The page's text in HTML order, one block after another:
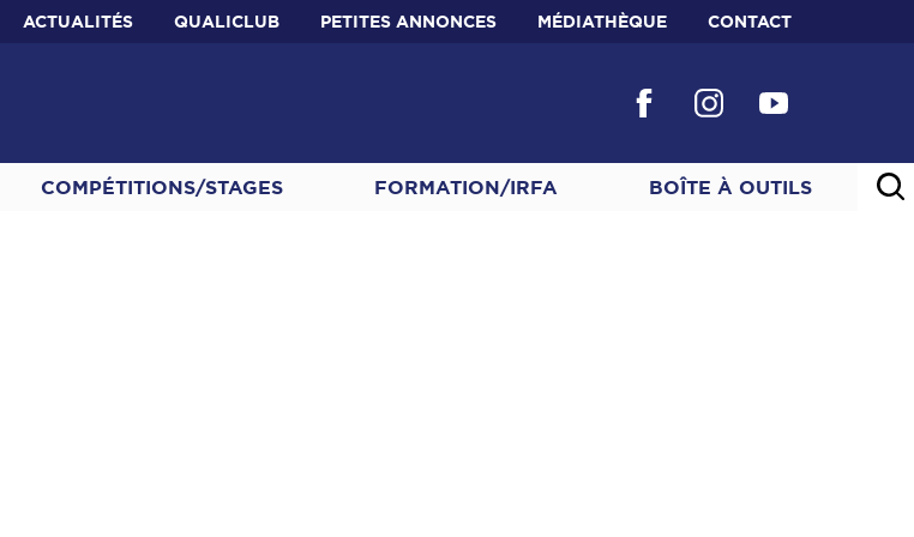
ACTUALITÉS QUALICLUB PETITES ANNONCES MÉDIATHÈQUE CONTACT
COMPÉTITIONS/STAGES FORMATION/IRFA BOÎTE À OUTILS